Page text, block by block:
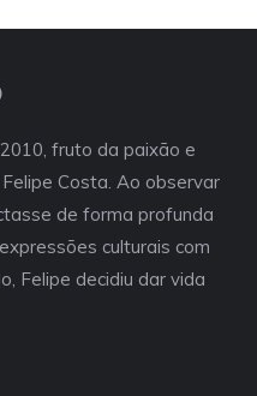
fruto da paixão e
Costa. Ao observar
de forma profunda
culturais com
Felipe decidiu dar vida